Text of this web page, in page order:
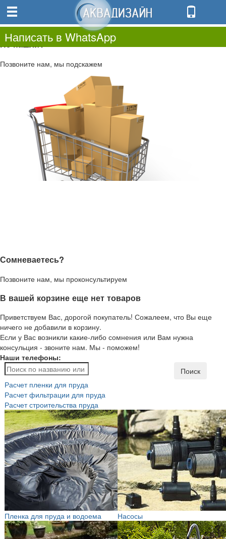
0.00
0
Не нашли?
Позвоните нам, мы подскажем
Сомневаетесь?
Позвоните нам, мы проконсультируем
В вашей корзине еще нет товаров
Приветствуем Вас, дорогой покупатель! Сожалеем, что Вы еще
ничего не добавили в корзину.
Если у Вас возникли какие-либо сомнения или Вам нужна
консульция - звоните нам. Мы - поможем!
Наши телефоны:
Написать в WhatsApp
Поиск
Расчет пленки для пруда
Расчет фильтрации для пруда
Расчет строительства пруда
Пленка для пруда и водоема Насосы